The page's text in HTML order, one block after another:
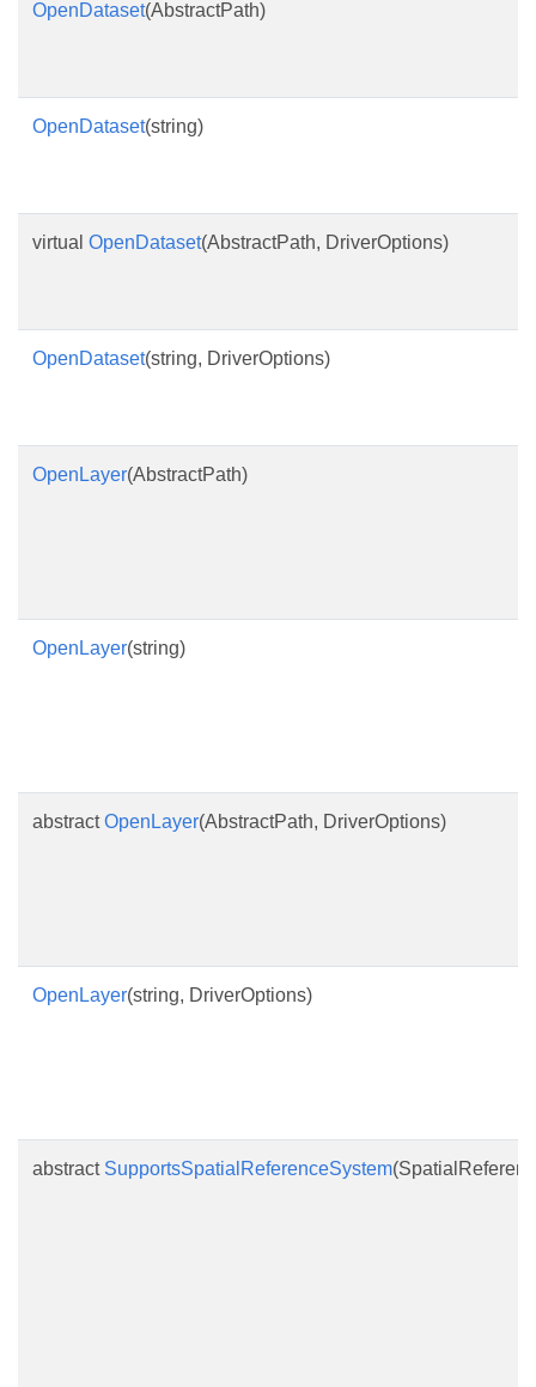
OpenDataset(AbstractPath)
OpenDataset(string)
virtual OpenDataset(AbstractPath, DriverOptions)
OpenDataset(string, DriverOptions)
OpenLayer(AbstractPath)
OpenLayer(string)
abstractOpenLayer(AbstractPath, DriverOptions)
OpenLayer(string, DriverOptions)
abstract SupportsSpatialReferenceSystem